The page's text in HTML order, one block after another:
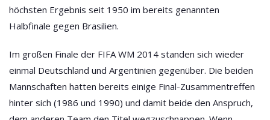
höchsten Ergebnis seit 1950 im bereits genannten
Halbfinale gegen Brasilien.
Im großen Finale der FIFA WM 2014 standen sich wieder
einmal Deutschland und Argentinien gegenüber. Die beiden
Mannschaften hatten bereits einige Final-Zusammentreffen
hinter sich (1986 und 1990) und damit beide den Anspruch,